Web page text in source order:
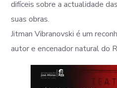
difíceis sobre a actualidade
suas obras.
Jitman Vibranovski é um
autor e encenador natural do